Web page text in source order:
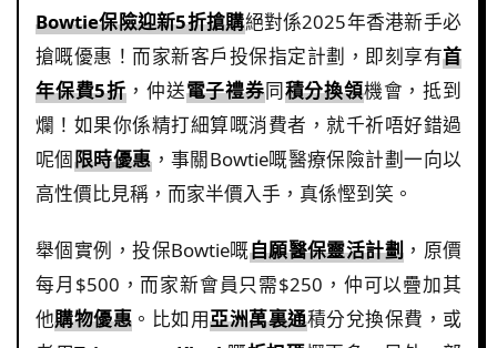
Bowtie保險迎新5折搶購絕對係2025年香港新手必
搶嘅優惠！而家新客戶投保指定計劃，即刻享有首
年保費5折 ，仲送電子禮券同積分換領機會，抵到
爛！如果你係精打細算嘅消費者，就千祈唔好錯過
呢個限時優惠，事關Bowtie嘅醫療保險計劃一向以
高性價比見稱，而家半價入手，真係慳到笑。
舉個實例，投保Bowtie嘅自願醫保靈活計劃 ，原價
每月$500，而家新會員只需$250，仲可以疊加其
他購物優惠 。比如用亞洲萬裏通積分兌換保費，或